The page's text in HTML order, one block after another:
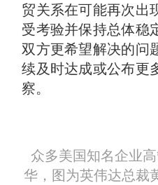
贸关系在可能再次出
受考验并保持总体稳
双方更希望解决的问
续及时达成或公布更
察。
众多美国知名企业
华，图为英伟达总裁